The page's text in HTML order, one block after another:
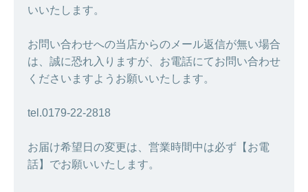
いいたします。
お問い合わせへの当店からのメール返信が無い場合
は、誠に恐れ入りますが、お電話にてお問い合わせ
くださいますようお願いいたします。
tel.0179-22-2818
お届け希望日の変更は、営業時間中は必ず【お電
話】でお願いいたします。